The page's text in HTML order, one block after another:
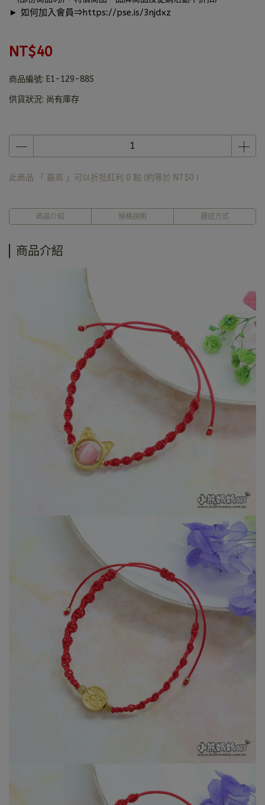
► 如何加入會員⇒https://pse.is/3njdxz
NT$40
商品編號: E1-129-88S
供貨狀況: 尚有庫存
此商品 「 最高 」可以折抵紅利 0 點 (約等於 NT$0 )
商品介紹 規格說明 運送方式
商品介紹